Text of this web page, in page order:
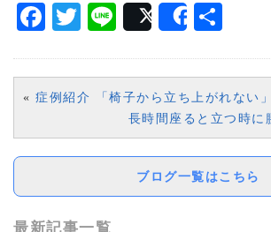
Facebook
Twitter
LinePostShare
« 症例紹介 「椅子から立ち上がれない」
長時間座ると立つ時に
ブログ一覧はこちら
最新記事一覧